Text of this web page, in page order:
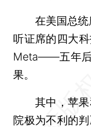
在美国总统
听证席的四大
Meta——五年后
果。
其中，苹果
院极为不利的